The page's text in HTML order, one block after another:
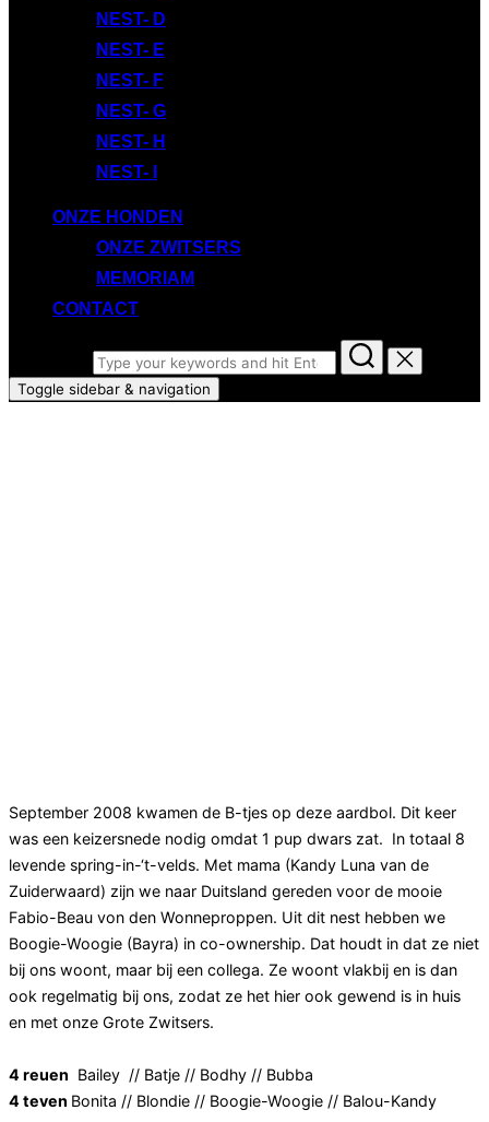
NEST- D
NEST- E
NEST- F
NEST- G
NEST- H
NEST- I
ONZE HONDEN
ONZE ZWITSERS
MEMORIAM
CONTACT
Toggle sidebar & navigation
September 2008 kwamen de B-tjes op deze aardbol. Dit keer
was een keizersnede nodig omdat 1 pup dwars zat. In totaal 8
levende spring-in-‘t-velds. Met mama (Kandy Luna van de
Zuiderwaard) zijn we naar Duitsland gereden voor de mooie
Fabio-Beau von den Wonneproppen. Uit dit nest hebben we
Boogie-Woogie (Bayra) in co-ownership. Dat houdt in dat ze niet
bij ons woont, maar bij een collega. Ze woont vlakbij en is dan
ook regelmatig bij ons, zodat ze het hier ook gewend is in huis
en met onze Grote Zwitsers.
4 reuen Bailey // Batje // Bodhy // Bubba
4 teven Bonita // Blondie // Boogie-Woogie // Balou-Kandy